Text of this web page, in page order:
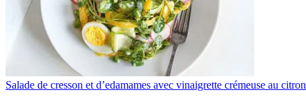
Salade de cresson et d’edamames avec vinaigrette crémeuse au citron